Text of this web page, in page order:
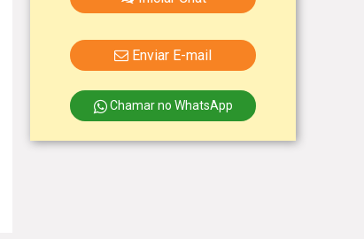
Enviar E-mail
Chamar no WhatsApp